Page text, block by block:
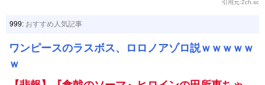
引用元:2ch.sc
999: おすすめ人気記事
ワンピースのラスボス、ロロノアゾロ説ｗｗｗｗｗ
ｗ